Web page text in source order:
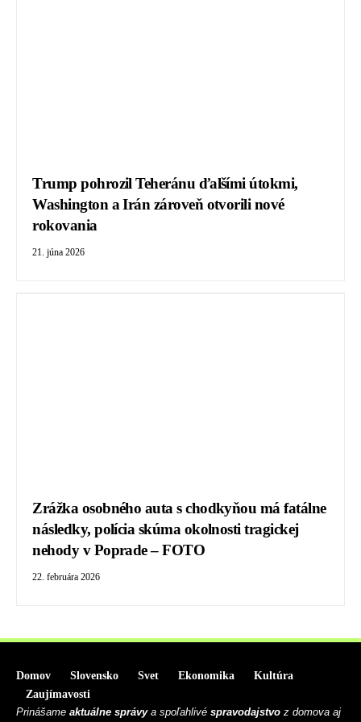
Trump pohrozil Teheránu ďalšími útokmi,
Washington a Irán zároveň otvorili nové
rokovania
21. júna 2026
Zrážka osobného auta s chodkyňou má fatálne
následky, polícia skúma okolnosti tragickej
nehody v Poprade – FOTO
22. februára 2026
Domov Slovensko Svet Ekonomika
Kultúra
Zaujímavosti
Prinášame aktuálne správya spoľahlivé spravodajstvo z domova aj